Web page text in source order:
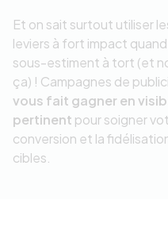
Et on sait surtout utiliser
leviers à fort impact
sous-estiment à tort (et
ça) ! Campagnes de
vous fait gagner en
pertinent pour soigner
conversion et la
cibles.